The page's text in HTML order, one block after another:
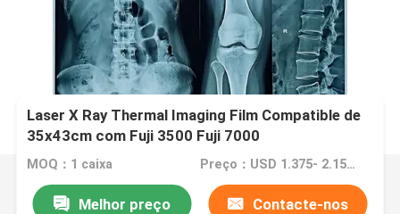
Laser X Ray Thermal Imaging Film Compatible de
35x43cm com Fuji 3500 Fuji 7000
MOQ：1 caixa Preço：USD 1.375- 2.15 per sheet
Melhor preço Contacte-nos